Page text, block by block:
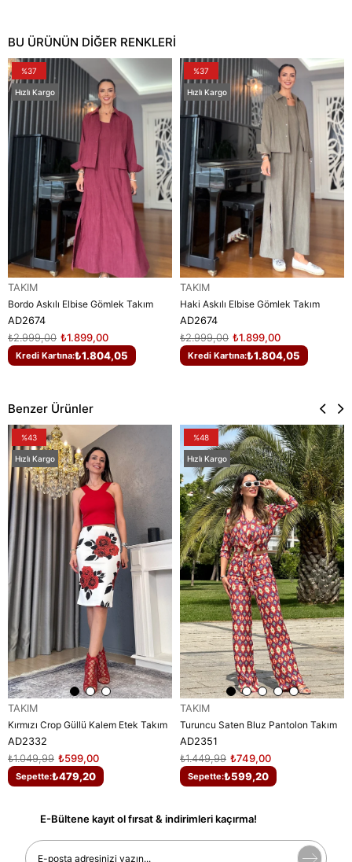
BU ÜRÜNÜN DİĞER RENKLERİ
TAKIM
Bordo Askılı Elbise Gömlek Takım
AD2674
₺1.899,00
₺2.999,00
Kredi Kartına:₺1.804,05
%37
Hızlı Kargo
TAKIM
Haki Askılı Elbise Gömlek Takım
AD2674
₺1.899,00
₺2.999,00
Kredi Kartına:₺1.804,05
%37
Hızlı Kargo
Benzer Ürünler
TAKIM
Kırmızı Crop Güllü Kalem Etek Takım
AD2332
₺599,00
₺1.049,99
Sepette:₺479,20
%43
Hızlı Kargo
TAKIM
Turuncu Saten Bluz Pantolon Takım
AD2351
₺749,00
₺1.449,99
Sepette:₺599,20
%48
Hızlı Kargo
E-Bültene kayıt ol fırsat & indirimleri kaçırma!